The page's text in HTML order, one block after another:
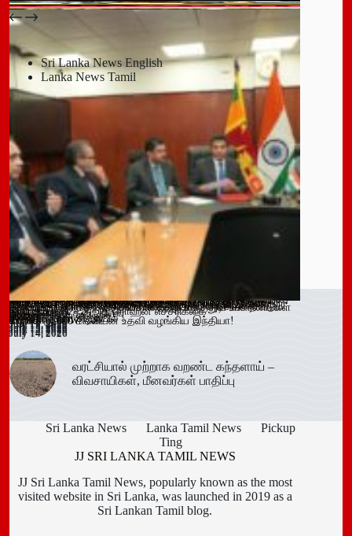
ஓகஸ்ட் நடுப்பகுதி வரை அபாயம் – வவுனியாவிலும் 67 பேருக்கு
டெங்கு உறுதி
July 16, 2026
இளைஞர்களை போதைக்கு இட்டுச் செல்லும் சமூக ஊடக
விளம்பரங்கள் – அஜித் ரொஹன எச்சரிக்கை
July 15, 2026
காலி சிறையை குறிவைத்து போதைப்பொருள் கடத்தல் முயற்சி
முறியடிப்பு
July 15, 2026
வவுனியா மாநகர முதல்வரை பதவி நீக்கும் வர்த்தமானிக்கு
இடைக்காலத் தடை நீடிப்பு
July 15, 2026
கந்தளாயில் பொலிஸ் விசேட சோதனை!
July 15, 2026
வவுனியா – போகஸ்வெவ வீதி (B442) அபிவிருத்திப் பணிகள்
ஆரம்பம்!
July 15, 2026
அரச அதிகாரிகளுக்கான விடுமுறை விதிகளில் திருத்தம்;
அமைச்சரவை ஒப்புதல்
July 15, 2026
மஸ்கெலியா பொலிஸ் பிரிவில் போதைப்பொருளுடன் இருவர்
கைது!
July 15, 2026
பூநகரி பிரதேச செயலகத்தின் புதிய உதவிப் பிரதேச செயலாளர்
கடமையேற்பு!
July 15, 2026
யாழ். மாவட்ட கல்வி அபிவிருத்தி உப குழுக் கூட்டம்!
July 15, 2026
புதுக்குடியிருப்பு பாடசாலையில் பதற்றம்; சக மாணவர்களை
தாக்கிய மூவர் சிறையில்
July 14, 2026
பதுளை மாநகர சபையின் NPP உறுப்பினர் திடீர் ராஜினாமா!
July 14, 2026
கல்வயல் நுணாவில் வீதியின் பாலத்திற்கான அடிக்கல் நாட்டும்
விழா!
July 14, 2026
தெனியாய ஆரம்ப வைத்தியசாலைக்கு மருத்துவ உபகரணங்கள்
வழங்க ரூ.600 மில்லியன் உதவி வழங்கிய இந்தியா!
July 14, 2026
Sri Lanka News English
Lanka News Tamil
Leave a Reply
You must be
logged into post a comment.
Trending now
வரட்சியால் முற்றாக வறண்ட கந்தளாய் –
விவசாயிகள், மீனவர்கள் பாதிப்பு
Sri Lanka News Lanka Tamil News
Pickup
Ting
JJ SRI LANKA TAMIL NEWS
JJ Sri Lanka Tamil News, popularly known as the most
visited website in Sri Lanka, was launched in 2019 as a
Sri Lankan Tamil blog.